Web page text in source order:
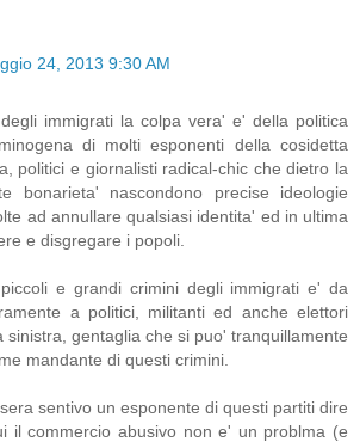
24, 2013 9:30 AM
immigrati la colpa vera' e' della politica
di molti esponenti della cosidetta
politici e giornalisti radical-chic che dietro la
bonarieta' nascondono precise ideologie
ad annullare qualsiasi identita' ed in ultima
e disgregare i popoli.
e grandi crimini degli immigrati e' da
a politici, militanti ed anche elettori
sinistra, gentaglia che si puo' tranquillamente
mandante di questi crimini.
sentivo un esponente di questi partiti dire
il commercio abusivo non e' un problma (e